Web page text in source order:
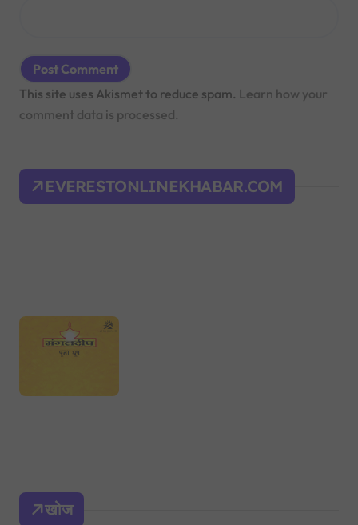
This site uses Akismet to reduce spam. Learn how your
comment data is processed.
EVERESTONLINEKHABAR.COM
खोज